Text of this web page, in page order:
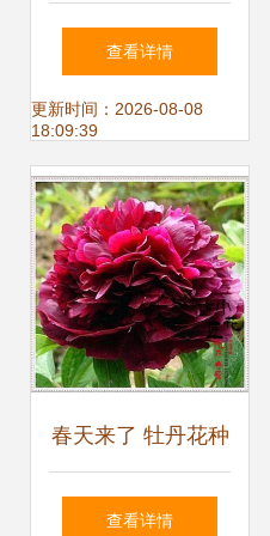
花种籽 五星花种子
茑萝种子 羽叶茑萝
圆叶茑萝
查看详情
更新时间：2026-08-08
18:09:39
春天来了 牡丹花种
子花卉种子赛蔷薇
查看详情